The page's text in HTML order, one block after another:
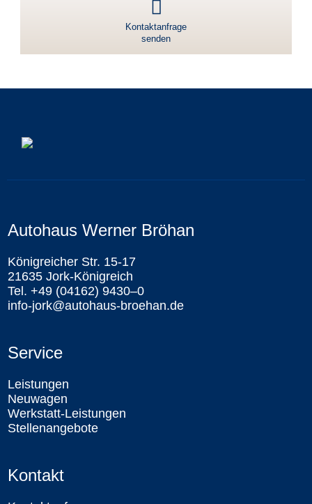
Kontaktanfrage
senden
Autohaus Werner Bröhan
Königreicher Str. 15-17
21635 Jork-Königreich
Tel. +49 (04162) 9430–0
info-jork@autohaus-broehan.de
Service
Leistungen
Neuwagen
Werkstatt-Leistungen
Stellenangebote
Kontakt